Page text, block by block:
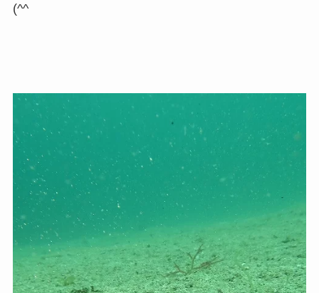
(^^ゞ